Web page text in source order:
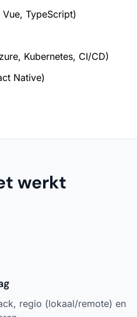
TypeScript)
Kubernetes, CI/CD)
Native)
werkt
regio (lokaal/remote) en